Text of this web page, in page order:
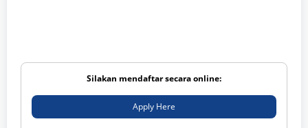
Silakan mendaftar secara online:
Apply Here